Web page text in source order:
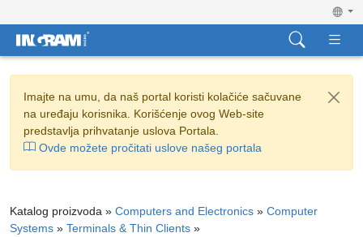
Imajte na umu, da naš portal koristi kolačiće sačuvane
na uređaju korisnika. Korišćenje ovog Web-site
predstavlja prihvatanje uslova Portala.
Ovde možete pročitati uslove našeg portala
Katalog proizvoda » Computers and Electronics » Computer
Systems » Terminals & Thin Clients »